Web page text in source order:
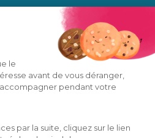
le
avant de vous déranger,
pendant votre
par la suite, cliquez sur le lien